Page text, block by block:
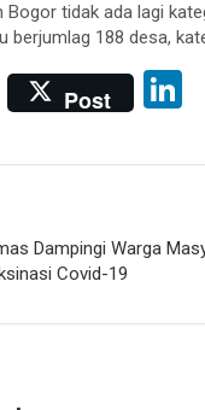
Bogor tidak ada lagi
berjumlag 188 desa,
X Post
n
Dampingi Warga
Covid-19